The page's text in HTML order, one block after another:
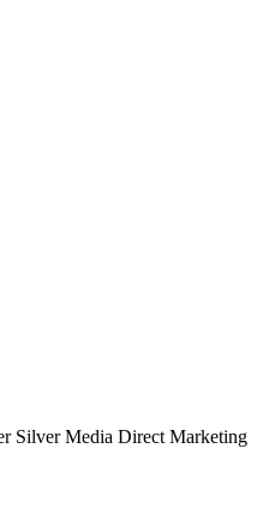
Silver Media Direct Marketing